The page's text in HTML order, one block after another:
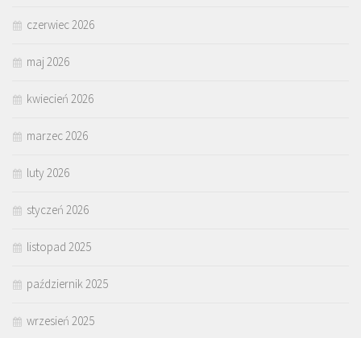
czerwiec 2026
maj 2026
kwiecień 2026
marzec 2026
luty 2026
styczeń 2026
listopad 2025
październik 2025
wrzesień 2025